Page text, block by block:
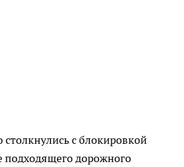
с блокировкой
подходящего дорожного